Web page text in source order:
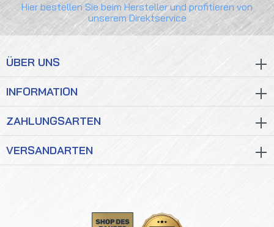
Hier bestellen Sie beim Hersteller und profitieren von
unserem Direktservice
ÜBER UNS
INFORMATION
ZAHLUNGSARTEN
VERSANDARTEN